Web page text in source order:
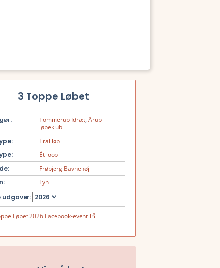
3 Toppe Løbet
Tommerup Idræt, Årup
løbeklub
Trailløb
Ét loop
Frøbjerg Bavnehøj
Fyn
udgaver:
Løbet 2026 Facebook-event